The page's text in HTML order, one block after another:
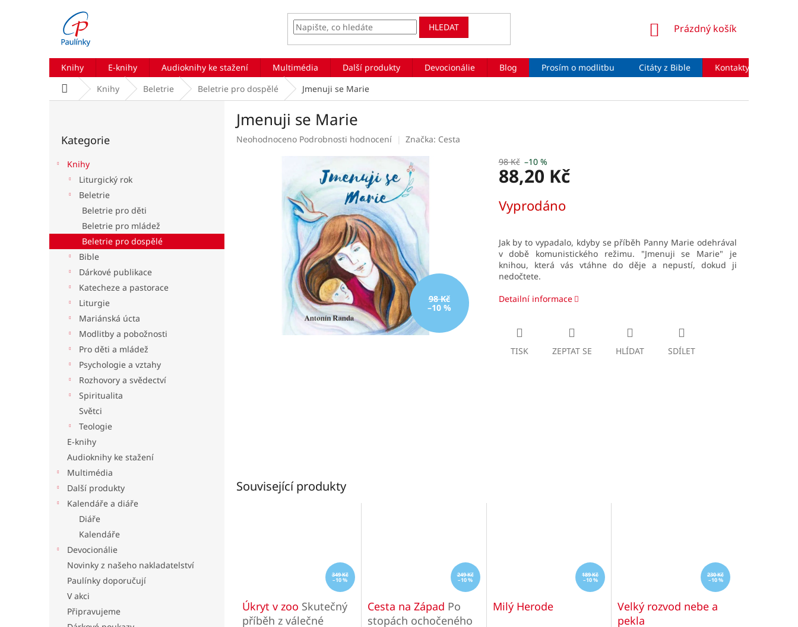
HLEDAT
NÁKUPNÍ
Prázdný košík
Knihy E-knihy Audioknihy ke stažení Multimédia Další produkty Devocionálie Blog Prosím o modlitbu Citáty z Bible Kontakty
Domů Knihy Beletrie Beletrie pro dospělé Jmenuji se Marie
a
n
kategorie
Kategorie
Knihy
Liturgický rok
Beletrie
Beletrie pro děti
Beletrie pro mládež
Beletrie pro dospělé
Bible
Dárkové publikace
Katecheze a pastorace
Liturgie
Mariánská úcta
Modlitby a pobožnosti
Pro děti a mládež
Psychologie a vztahy
Rozhovory a svědectví
Spiritualita
Světci
Teologie
E-knihy
Audioknihy ke stažení
Multimédia
Další produkty
Kalendáře a diáře
Diáře
Kalendáře
Devocionálie
Novinky z našeho nakladatelství
Paulínky doporučují
V akci
Připravujeme
Jmenuji se Marie
Průměrné
Neohodnoceno Podrobnosti hodnocení Značka: Cesta
98 Kč
–10 %
98 Kč –10 %
88,20 Kč
cena:
Vyprodáno
Jak by to vypadalo, kdyby se příběh Panny Marie odehrával
v době komunistického režimu. "Jmenuji se Marie" je
knihou, která vás vtáhne do děje a nepustí, dokud ji
nedočtete.
Detailní informace
TISK ZEPTAT SE HLÍDAT SDÍLET
Související produkty
349 Kč
–10 %
Úkryt v zoo Skutečný
příběh z válečné
249 Kč
–10 %
Cesta na Západ Po
stopách ochočeného
189 Kč
–10 %
Milý Herode
230 Kč
–10 %
Velký rozvod nebe a
pekla